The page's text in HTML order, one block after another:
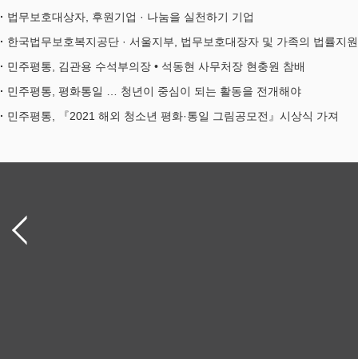
법무보호대상자, 후원기업 · 나눔을 실천하기 기업
한국법무보호복지공단 · 서울지부, 법무보호대장자 및 가족의 법률지
민주평통, 김관용 수석부의장 • 석동현 사무처장 현충원 참배
민주평통, 평화통일 … 청년이 중심이 되는 활동을 전개해야
민주평통, 『2021 해외 청소년 평화·통일 그림공모전』시상식 가져